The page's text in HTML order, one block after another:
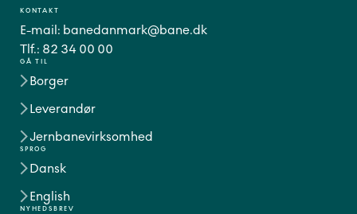
GÅ TIL
Borger
Leverandør
Jernbanevirksomhed
SPROG
Dansk
English
KONTAKT
E-mail: banedanmark@bane.dk
Tlf.: 82 34 00 00
NYHEDSBREV